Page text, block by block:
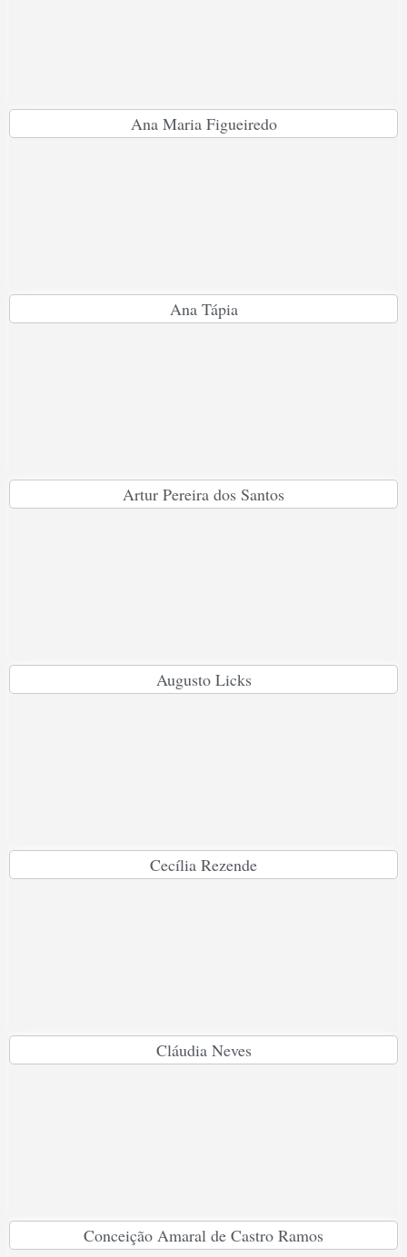
Ana Maria Figueiredo
Ana Tápia
Artur Pereira dos Santos
Augusto Licks
Cecília Rezende
Cláudia Neves
Conceição Amaral de Castro Ramos